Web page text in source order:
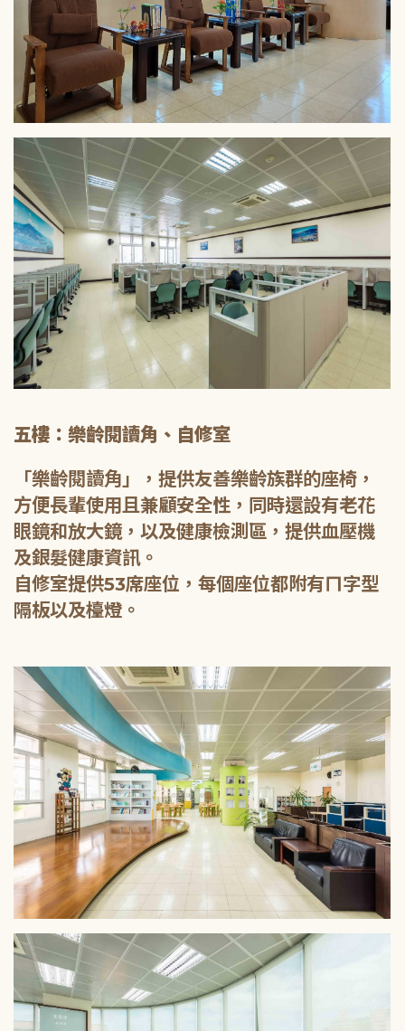
五樓：樂齡閱讀角、自修室
「樂齡閱讀角」，提供友善樂齡族群的座椅，
方便長輩使用且兼顧安全性，同時還設有老花
眼鏡和放大鏡，以及健康檢測區，提供血壓機
及銀髮健康資訊。
自修室提供53席座位，每個座位都附有ㄇ字型